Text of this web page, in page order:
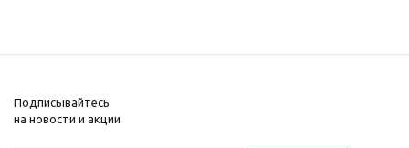
Подписывайтесь
на новости и акции